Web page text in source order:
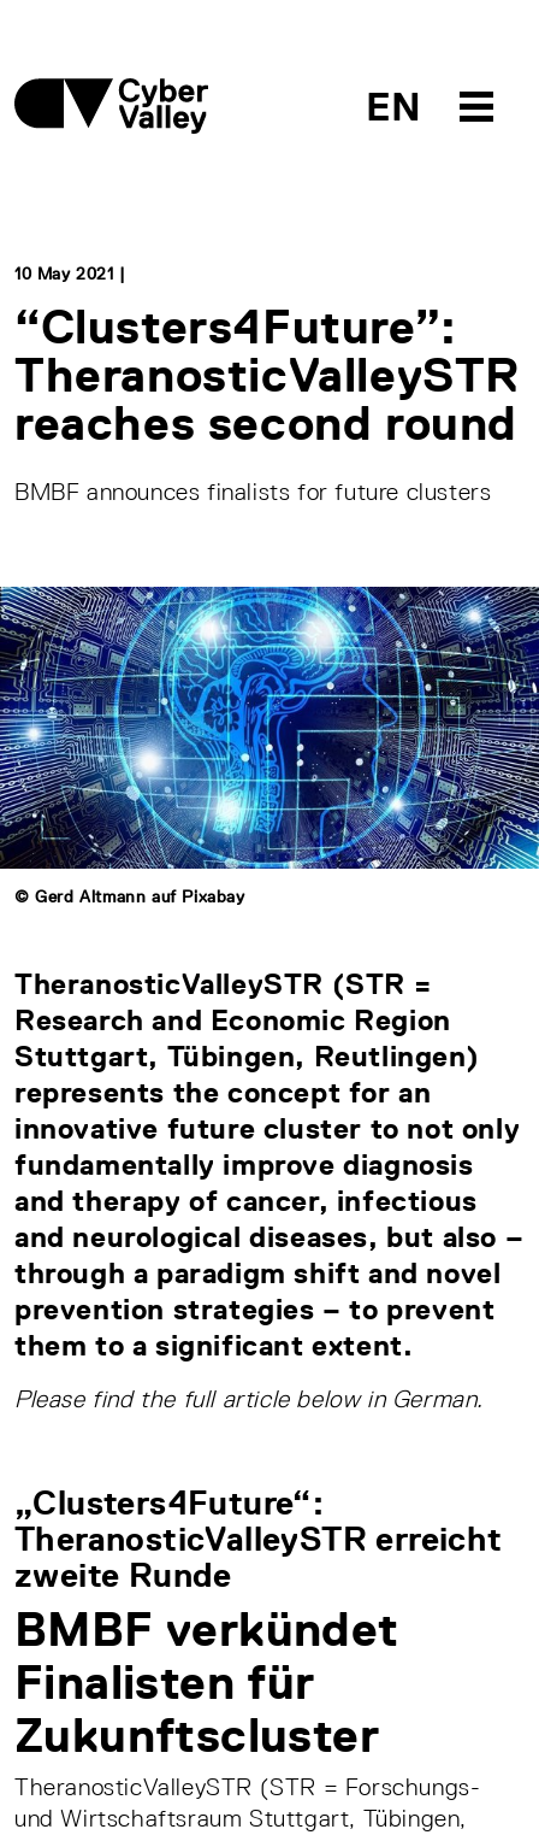
EN
10 May 2021 |
“Clusters4Future”:
TheranosticValleySTR
reaches second round
BMBF announces finalists for future clusters
© Gerd Altmann auf Pixabay
TheranosticValleySTR (STR =
Research and Economic Region
Stuttgart, Tübingen, Reutlingen)
represents the concept for an
innovative future cluster to not only
fundamentally improve diagnosis
and therapy of cancer, infectious
and neurological diseases, but also –
through a paradigm shift and novel
prevention strategies – to prevent
them to a significant extent.
Please find the full article below in German.
„Clusters4Future“:
TheranosticValleySTR erreicht
zweite Runde
BMBF verkündet
Finalisten für
Zukunftscluster
TheranosticValleySTR (STR = Forschungs-
und Wirtschaftsraum Stuttgart, Tübingen,